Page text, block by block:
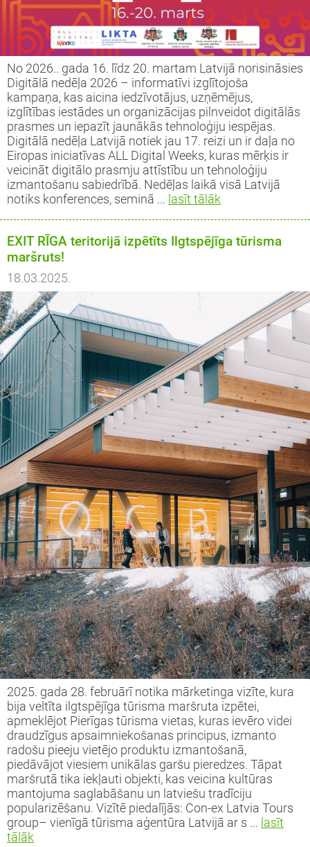
No 2026.. gada 16. līdz 20. martam Latvijā norisināsies
Digitālā nedēļa 2026 – informatīvi izglītojoša
kampaņa, kas aicina iedzīvotājus, uzņēmējus,
izglītības iestādes un organizācijas pilnveidot digitālās
prasmes un iepazīt jaunākās tehnoloģiju iespējas.
Digitālā nedēļa Latvijā notiek jau 17. reizi un ir daļa no
Eiropas iniciatīvas ALL Digital Weeks, kuras mērķis ir
veicināt digitālo prasmju attīstību un tehnoloģiju
izmantošanu sabiedrībā. Nedēļas laikā visā Latvijā
notiks konferences, seminā ... lasīt tālāk
EXIT RĪGA teritorijā izpētīts Ilgtspējīga tūrisma
maršruts!
18.03.2025.
2025. gada 28. februārī notika mārketinga vizīte, kura
bija veltīta ilgtspējīga tūrisma maršruta izpētei,
apmeklējot Pierīgas tūrisma vietas, kuras ievēro videi
draudzīgus apsaimniekošanas principus, izmanto
radošu pieeju vietējo produktu izmantošanā,
piedāvājot viesiem unikālas garšu pieredzes. Tāpat
maršrutā tika iekļauti objekti, kas veicina kultūras
mantojuma saglabāšanu un latviešu tradīciju
popularizēšanu. Vizītē piedalījās: Con-ex Latvia Tours
group– vienīgā tūrisma aģentūra Latvijā ar s ... lasīt
tālāk
un rekvizīti
projekti
semināri
“LEADER pieejas īstenošana 2009-
(ELFLA)”
“LEADER pieejas īstenošana 2009-
(EZF)”
projekti
iesniegumu veidlapas
semināri
iesniegumu vērtēšanas rezultāti
apstiprinātie projekti